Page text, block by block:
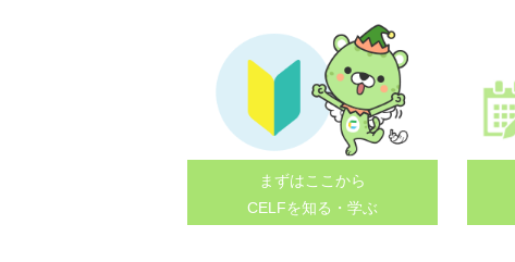
まずはここから
CELFを知る・学ぶ